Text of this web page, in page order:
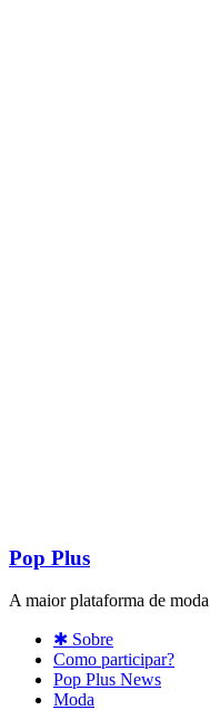
Pop Plus
A maior plataforma de
✱ Sobre
Como participar?
Pop Plus News
Moda